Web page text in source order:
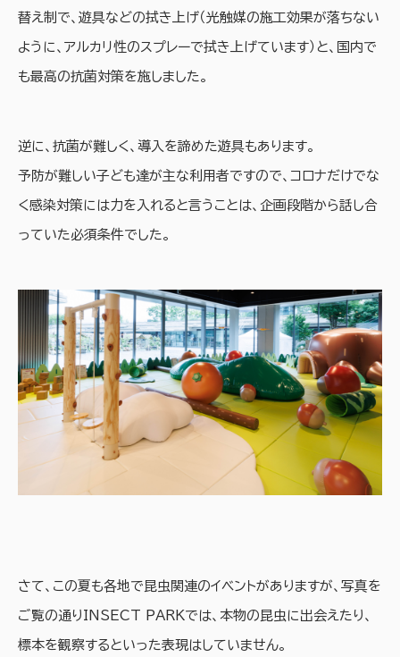
替え制で、遊具などの拭き上げ（光触媒の施工効果が落ちない
ように、アルカリ性のスプレーで拭き上げています）と、国内で
も最高の抗菌対策を施しました。
逆に、抗菌が難しく、導入を諦めた遊具もあります。
予防が難しい子ども達が主な利用者ですので、コロナだけでな
く感染対策には力を入れると言うことは、企画段階から話し合
っていた必須条件でした。
さて、この夏も各地で昆虫関連のイベントがありますが、写真を
ご覧の通りINSECT PARKでは、本物の昆虫に出会えたり、
標本を観察するといった表現はしていません。